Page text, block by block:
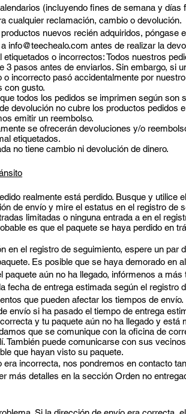
(incluyendo fines de semana y días
cualquier reclamación, cambio o devolución.
nuevos recién adquiridos, póngase
info@teechealo.com antes de realizar la
o incorrectos: Todos nuestros
3 pasos antes de enviarlos. Sin embargo, si
o incorrecto pasó accidentalmente por
con gusto.
todos los pedidos se imprimen según son
devolución no cubre los productos pedidos
emitir un reembolso.
se ofrecerán devoluciones y/o
etiquetados.
no tiene cambio ni devolución de dinero.
realmente está perdido. Busque y utilice
de envío y mire el estatus en el registro de
limitadas o ninguna entrada a en el
es que el paquete se haya perdido en
en el registro de seguimiento, espere un par
Es posible que se haya demorado en
paquete aún no ha llegado, infórmenos a más
fecha de entrega estimada según el registro
que pueden afectar los tiempos de envío.
envío si ha pasado el tiempo de entrega
y tu paquete aún no ha llegado y está
que se comunique con la oficina de
También puede comunicarse con sus
que hayan visto su paquete.
era incorrecta, nos pondremos en contacto
más detalles en la sección Orden no